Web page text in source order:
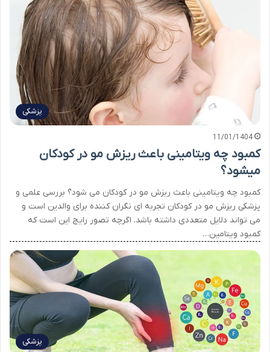
پزشکی
11/01/1404
کمبود چه ویتامینی باعث ریزش مو در کودکان
میشود؟
کمبود چه ویتامینی باعث ریزش مو در کودکان می شود؟ بررسی علمی و
پزشکی ریزش مو در کودکان تجربه ای نگران کننده برای والدین است و
می تواند دلایل متعددی داشته باشد. اگرچه تصور رایج این است که
کمبود ویتامین…
پزشکی